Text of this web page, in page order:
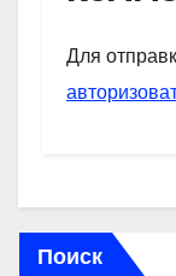
A
p
p
Для
Поиск